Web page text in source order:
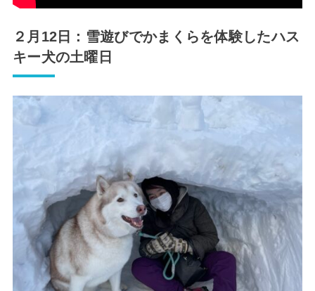
２月12日：雪遊びでかまくらを体験したハス
キー犬の土曜日